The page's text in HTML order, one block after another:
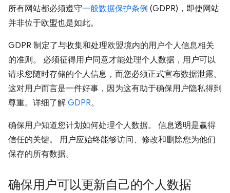
所有网站都必须遵守一般数据保护条例 (GDPR)，即使网站
并非位于欧盟也是如此。
GDPR 制定了与收集和处理欧盟境内的用户个人信息相关
的准则。 必须征得用户同意才能处理个人数据，用户可以
请求您随时存储的个人信息，而您必须正式宣布数据泄露。
这对用户而言是一件好事，因为这有助于确保用户隐私得到
尊重。详细了解 GDPR。
确保用户知道您计划如何处理个人数据。 信息透明是赢得
信任的关键。 用户应始终能够访问、修改和删除您为他们
保存的所有数据。
确保用户可以更新自己的个人数据